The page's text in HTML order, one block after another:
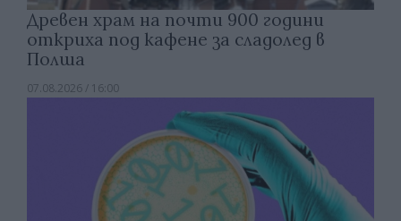
Древен храм на почти 900 години
откриха под кафене за сладолед в
Полша
07.08.2026 / 16:00